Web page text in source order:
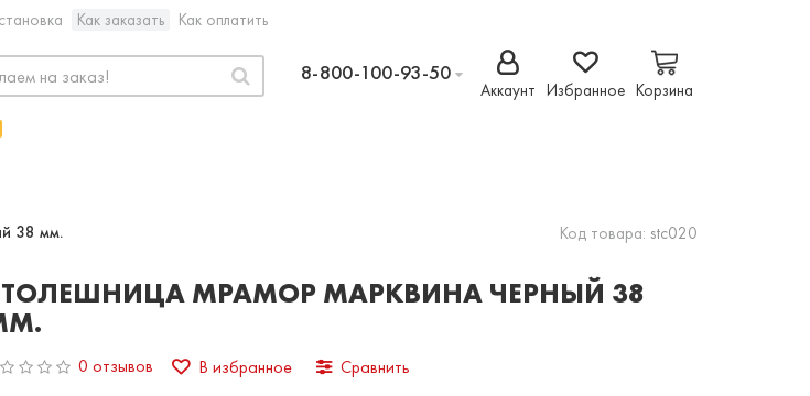
Как заказать Как оплатить
8-800-100-93-50
Аккаунт Избранное Корзина
38 мм. Код товара: stc020
МРАМОР МАРКВИНА ЧЕРНЫЙ 38
0 отзывов В избранное Сравнить